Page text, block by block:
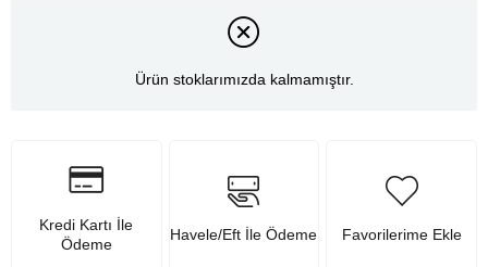
Ürün stoklarımızda kalmamıştır.
Kredi Kartı İle
Ödeme
Havele/Eft İle Ödeme Favorilerime Ekle